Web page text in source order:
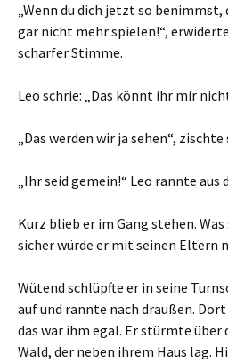
„Wenn du dich jetzt so benimmst,
gar nicht mehr spielen!“,
scharfer Stimme.
Leo schrie: „Das könnt ihr mir
„Das werden wir ja sehen“,
„Ihr seid gemein!“ Leo rannte aus
Kurz blieb er im Gang stehen.
sicher würde er mit seinen Eltern
Wütend schlüpfte er in seine
auf und rannte nach draußen.
das war ihm egal. Er stürmte über
Wald, der neben ihrem Haus lag.